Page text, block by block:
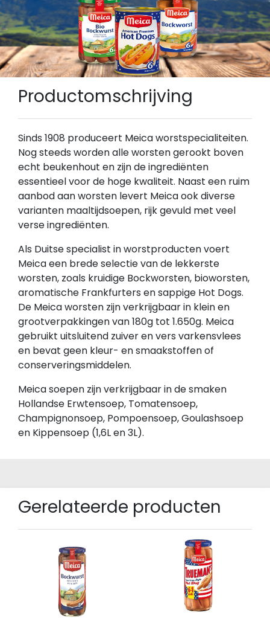
Productomschrijving
Sinds 1908 produceert Meica worstspecialiteiten.
Nog steeds worden alle worsten gerookt boven
echt beukenhout en zijn de ingrediënten
essentieel voor de hoge kwaliteit. Naast een ruim
aanbod aan worsten levert Meica ook diverse
varianten maaltijdsoepen, rijk gevuld met veel
verse ingrediënten.
Als Duitse specialist in worstproducten voert
Meica een brede selectie van de lekkerste
worsten, zoals kruidige Bockworsten, bioworsten,
aromatische Frankfurters en sappige Hot Dogs.
De Meica worsten zijn verkrijgbaar in klein en
grootverpakkingen van 180g tot 1.650g. Meica
gebruikt uitsluitend zuiver en vers varkensvlees
en bevat geen kleur- en smaakstoffen of
conserveringsmiddelen.
Meica soepen zijn verkrijgbaar in de smaken
Hollandse Erwtensoep, Tomatensoep,
Champignonsoep, Pompoensoep, Goulashsoep
en Kippensoep (1,6L en 3L).
Gerelateerde producten